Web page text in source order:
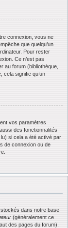
connexion, vous ne
que quelqu’un
Pour rester
Ce n’est pas
au forum (bibliothèque,
signifie qu’un
vos paramètres
des fonctionnalités
si cela a été activé par
de connexion ou de
dans notre base
(généralement ce
des pages du forum).